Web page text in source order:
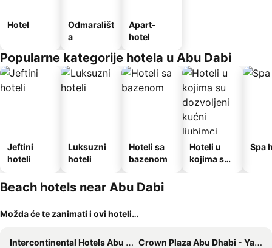
Hotel
Odmarališt
a
Apart-
hotel
Popularne kategorije hotela u Abu Dabi
Jeftini
hoteli
Luksuzni
hoteli
Hoteli sa
bazenom
Hoteli u
kojima su
Spa
Beach hotels near Abu Dabi
Možda će te zanimati i ovi hoteli…
Intercontinental Hotels Abu Dhabi By Ihg
Crown Plaza Abu Dhabi - Yas Island by Ihg